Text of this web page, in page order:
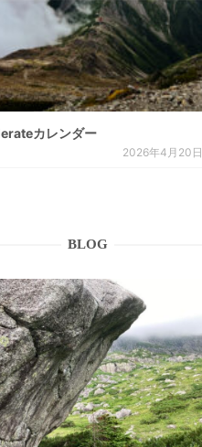
カレンダー
2026年4月20日
BLOG